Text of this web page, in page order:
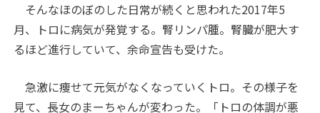
そんなほのぼのした日常が続くと思われた2017年5
月、トロに病気が発覚する。腎リンパ腫。腎臓が肥大す
るほど進行していて、余命宣告も受けた。
急激に痩せて元気がなくなっていくトロ。その様子を
見て、長女のまーちゃんが変わった。「トロの体調が悪